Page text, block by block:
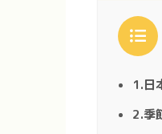
1.日
2.季